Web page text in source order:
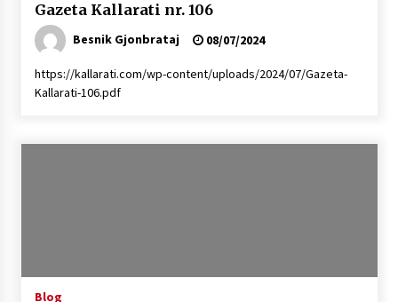
Gazeta Kallarati nr. 106
Besnik Gjonbrataj 08/07/2024
https://kallarati.com/wp-content/uploads/2024/07/Gazeta-
Kallarati-106.pdf
Blog